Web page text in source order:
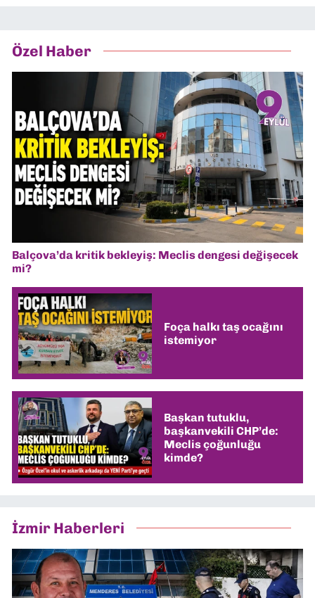
Özel Haber
Balçova’da kritik bekleyiş: Meclis dengesi değişecek
mi?
Foça halkı taş ocağını
istemiyor
Başkan tutuklu,
başkanvekili CHP’de:
Meclis çoğunluğu
kimde?
İzmir Haberleri